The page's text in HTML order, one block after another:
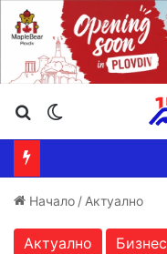
Търсене ...
Начало / Актуално
Актуално Бизнес